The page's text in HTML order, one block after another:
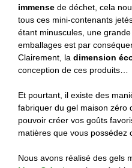
immense de déchet, cela
tous ces mini-contenants
étant minuscules, une
emballages est par
Clairement, la dimension
conception de ces produits…
Et pourtant, il existe des
fabriquer du gel maison zéro
pouvoir créer vos goûts
matières que vous possédez
Nous avons réalisé des gels